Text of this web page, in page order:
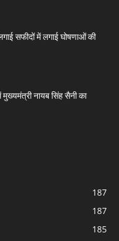
सफीदों में लगाई घोषणाओं की
मुख्यमंत्री नायब सिंह सैनी का
187
187
185